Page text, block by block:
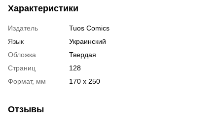
Характеристики
Издатель
Tuos Comics
Язык
Украинский
Обложка
Твердая
Страниц
128
Формат, мм
170 х 250
Отзывы